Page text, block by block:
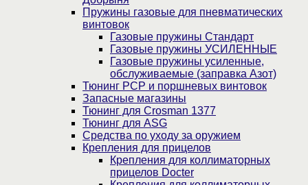
Пружины газовые для пневматических
винтовок
Газовые пружины Стандарт
Газовые пружины УСИЛЕННЫЕ
Газовые пружины усиленные,
обслуживаемые (заправка Азот)
Тюнинг PCP и поршневых винтовок
Запасные магазины
Тюнинг для Crosman 1377
Тюнинг для ASG
Средства по уходу за оружием
Крепления для прицелов
Крепления для коллиматорных
прицелов Docter